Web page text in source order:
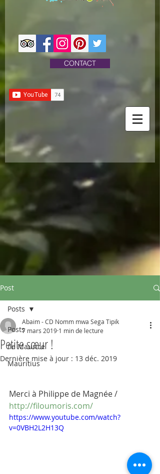
CONTACT
Post
Posts
Ile Maurice
Mauritius
Posts
Petite sœur !
Abaim - CD Nomm mwa Sega Tipik
7 mars 2019 1 min de lecture
Dernière mise à jour : 13 déc. 2019
Merci à Philippe de Magnée /
http://filoumoris.com/
https://www.youtube.com/watch?
v=0VBH2L2H13Q